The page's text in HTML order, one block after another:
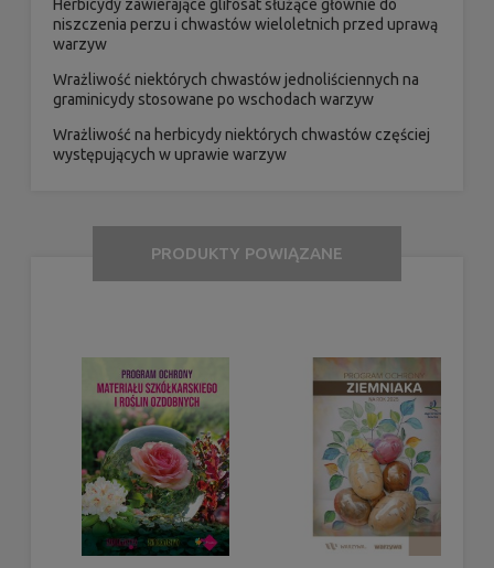
Herbicydy zawierające glifosat służące głównie do
niszczenia perzu i chwastów wieloletnich przed uprawą
warzyw
Wrażliwość niektórych chwastów jednoliściennych na
graminicydy stosowane po wschodach warzyw
Wrażliwość na herbicydy niektórych chwastów częściej
występujących w uprawie warzyw
PRODUKTY POWIĄZANE